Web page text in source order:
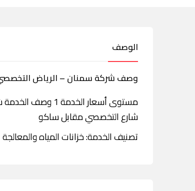
الوصف
وصف شركة سمنان – الرياض
مستوى أسعار
شارع التخصصي مقابل ساكو
تصنيف الخدمة: خزانات المياه والمعالجة